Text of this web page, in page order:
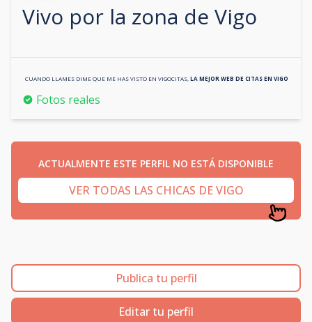
Vivo por la zona de Vigo
CUANDO LLAMES DIME QUE ME HAS VISTO EN VIGOCITAS LA MEJOR WEB DE CITAS EN VIGO
Fotos reales
ACTUALMENTE ESTE PERFIL NO ESTÁ DISPONIBLE
VER TODAS LAS CHICAS DE VIGO
Publica tu perfil
Editar tu perfil